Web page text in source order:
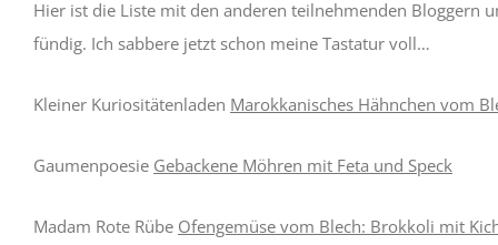
Hier ist die Liste mit den anderen teilnehmenden Bloggern
fündig. Ich sabbere jetzt schon meine Tastatur voll…
Kleiner Kuriositätenladen Marokkanisches Hähnchen vom
Gaumenpoesie Gebackene Möhren mit Feta und Speck
Madam Rote Rübe Ofengemüse vom Blech: Brokkoli mit